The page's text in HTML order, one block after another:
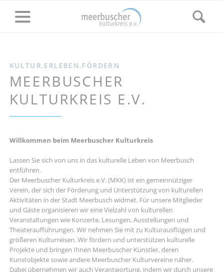
KULTUR.ERLEBEN.FÖRDERN
MEERBUSCHER
KULTURKREIS E.V.
Willkommen beim Meerbuscher Kulturkreis
Lassen Sie sich von uns in das kulturelle Leben von Meerbusch
entführen.
Der Meerbuscher Kulturkreis e.V. (MKK) ist ein gemeinnütziger
Verein, der sich der Förderung und Unterstützung von kulturellen
Aktivitäten in der Stadt Meerbusch widmet. Für unsere Mitglieder
und Gäste organisieren wir eine Vielzahl von kulturellen
Veranstaltungen wie Konzerte, Lesungen, Ausstellungen und
Theateraufführungen. Wir nehmen Sie mit zu Kulturausflügen und
größeren Kulturreisen. Wir fördern und unterstützen kulturelle
Projekte und bringen Ihnen Meerbuscher Künstler, deren
Kunstobjekte sowie andere Meerbuscher Kulturvereine näher.
Dabei übernehmen wir auch Verantwortung, indem wir durch unsere